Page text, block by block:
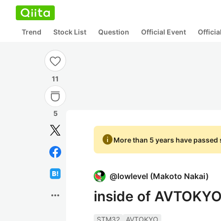
Trend Stock List Question Official Event
11
5
more_horiz
infoMore than 5 years have passed
@lowlevel (Makoto Nakai)
inside of
STM32
AVTOKYO